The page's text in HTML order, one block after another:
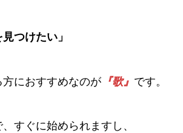
つけたい」
におすすめなのが『歌』 です。
すぐに始められますし、